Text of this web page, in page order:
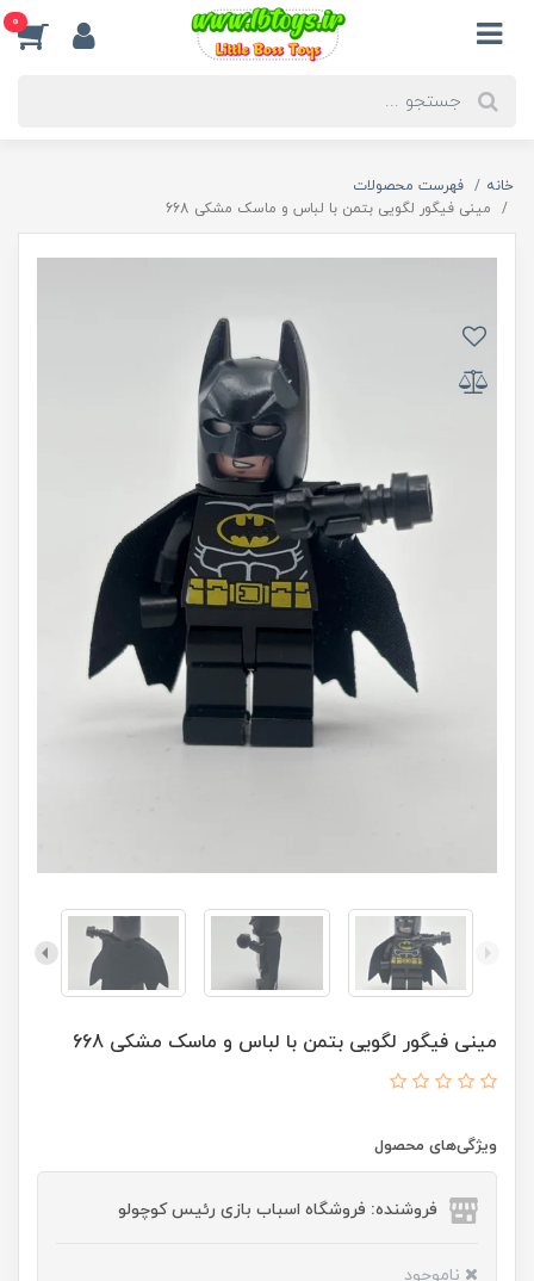
0
خانه
فهرست محصولات
مینی فیگور لگویی بتمن با لباس و ماسک مشکی 668
مینی فیگور لگویی بتمن با لباس و ماسک مشکی 668
ویژگی‌های محصول
فروشنده: فروشگاه اسباب بازی رئیس کوچولو
ناموجود